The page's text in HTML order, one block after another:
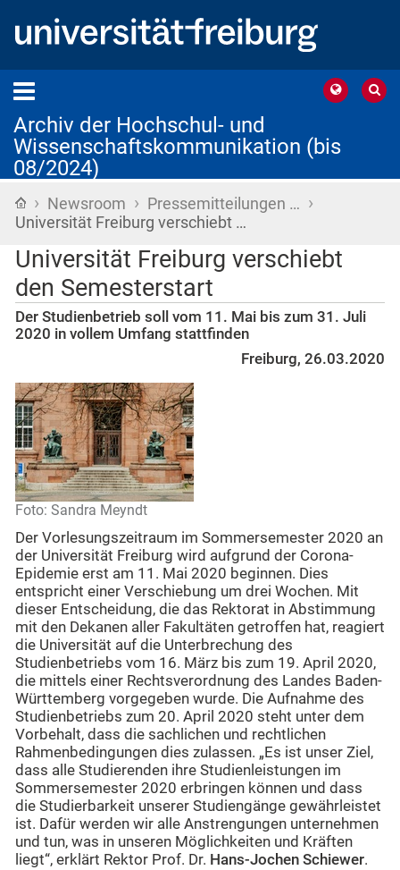
Archiv der Hochschul- und
Wissenschaftskommunikation (bis
08/2024)
Startseite
› Newsroom › Pressemitteilungen … ›
Universität Freiburg verschiebt …
Universität Freiburg verschiebt
den Semesterstart
Der Studienbetrieb soll vom 11. Mai bis zum 31. Juli
2020 in vollem Umfang stattfinden
Freiburg, 26.03.2020
Foto: Sandra Meyndt
Der Vorlesungszeitraum im Sommersemester 2020 an
der Universität Freiburg wird aufgrund der Corona-
Epidemie erst am 11. Mai 2020 beginnen. Dies
entspricht einer Verschiebung um drei Wochen. Mit
dieser Entscheidung, die das Rektorat in Abstimmung
mit den Dekanen aller Fakultäten getroffen hat, reagiert
die Universität auf die Unterbrechung des
Studienbetriebs vom 16. März bis zum 19. April 2020,
die mittels einer Rechtsverordnung des Landes Baden-
Württemberg vorgegeben wurde. Die Aufnahme des
Studienbetriebs zum 20. April 2020 steht unter dem
Vorbehalt, dass die sachlichen und rechtlichen
Rahmenbedingungen dies zulassen. „Es ist unser Ziel,
dass alle Studierenden ihre Studienleistungen im
Sommersemester 2020 erbringen können und dass
die Studierbarkeit unserer Studiengänge gewährleistet
ist. Dafür werden wir alle Anstrengungen unternehmen
und tun, was in unseren Möglichkeiten und Kräften
liegt“, erklärt Rektor Prof. Dr. Hans-Jochen Schiewer.